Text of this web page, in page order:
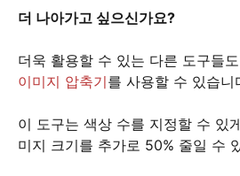
더 나아가고 싶으신가요?
더욱 활용할 수 있는 다른 도구들
이미지 압축기를 사용할 수 있습니
이 도구는 색상 수를 지정할 수 있
미지 크기를 추가로 50% 줄일 수